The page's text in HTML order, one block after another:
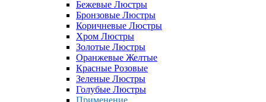
Бежевые Люстры
Бронзовые Люстры
Коричневые Люстры
Хром Люстры
Золотые Люстры
Оранжевые Желтые
Красные Розовые
Зеленые Люстры
Голубые Люстры
Применение